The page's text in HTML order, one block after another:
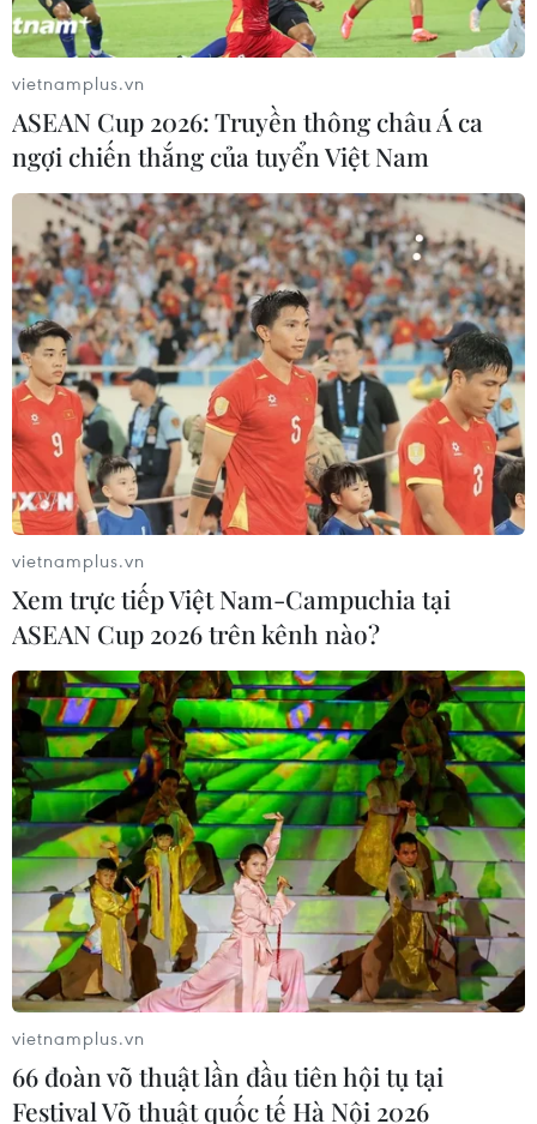
TIN CÙNG CHUYÊN MỤC
ASEAN Cup 2026 ngày 8/8: Xác định
đối thủ của đội tuyển Việt Nam ở bán
kết
08/08/2026 03:50
Tuyển Việt Nam giành vé vào
vietnamplus.vn
ASEAN Cup 2026: Truyền thông châu Á ca
ngợi chiến thắng của tuyển Việt Nam
vietnamplus.vn
Xem trực tiếp Việt Nam-Campuchia tại
ASEAN Cup 2026 trên kênh nào?
vietnamplus.vn
66 đoàn võ thuật lần đầu tiên hội tụ tại
Festival Võ thuật quốc tế Hà Nội 2026